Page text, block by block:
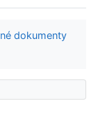
dokumenty